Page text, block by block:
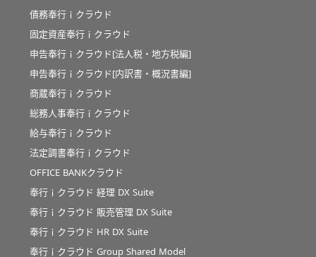
債務奉行ｉクラウド
固定資産奉行ｉクラウド
申告奉行ｉクラウド[法人税・地方税編]
申告奉行ｉクラウド[内訳書・概況書編]
商蔵奉行ｉクラウド
総務人事奉行ｉクラウド
給与奉行ｉクラウド
法定調書奉行ｉクラウド
OFFICE BANKクラウド
奉行ｉクラウド 経理 DX Suite
奉行ｉクラウド 販売管理 DX Suite
奉行ｉクラウド HR DX Suite
奉行ｉクラウド Group Shared Model